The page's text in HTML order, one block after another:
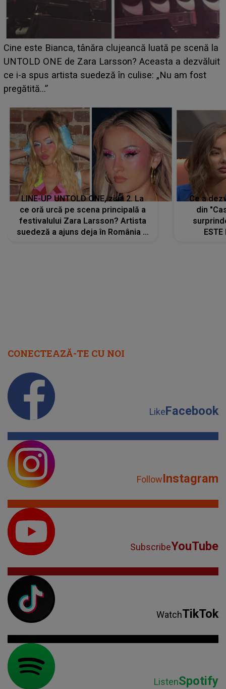
HOROSCOP 11 august 2026. Marte intră în Rac și
aduce tensiuni uriașe pentru o zodie! Conflictele
izbucnesc din senin în jurul ei, iar o situație dificilă
scapă de sub control
LINE-UP UNTOLD ONE, ziua 2. La
ce oră urcă pe scena principală a
festivalului Zara Larsson? Artista
suedeză a ajuns deja în România și
Ce a
din
CONECTEAZĂ-TE CU NOI
LikeFacebook
FollowInstagram
SubscribeYouTube
WatchTikTok
ListenSpotify